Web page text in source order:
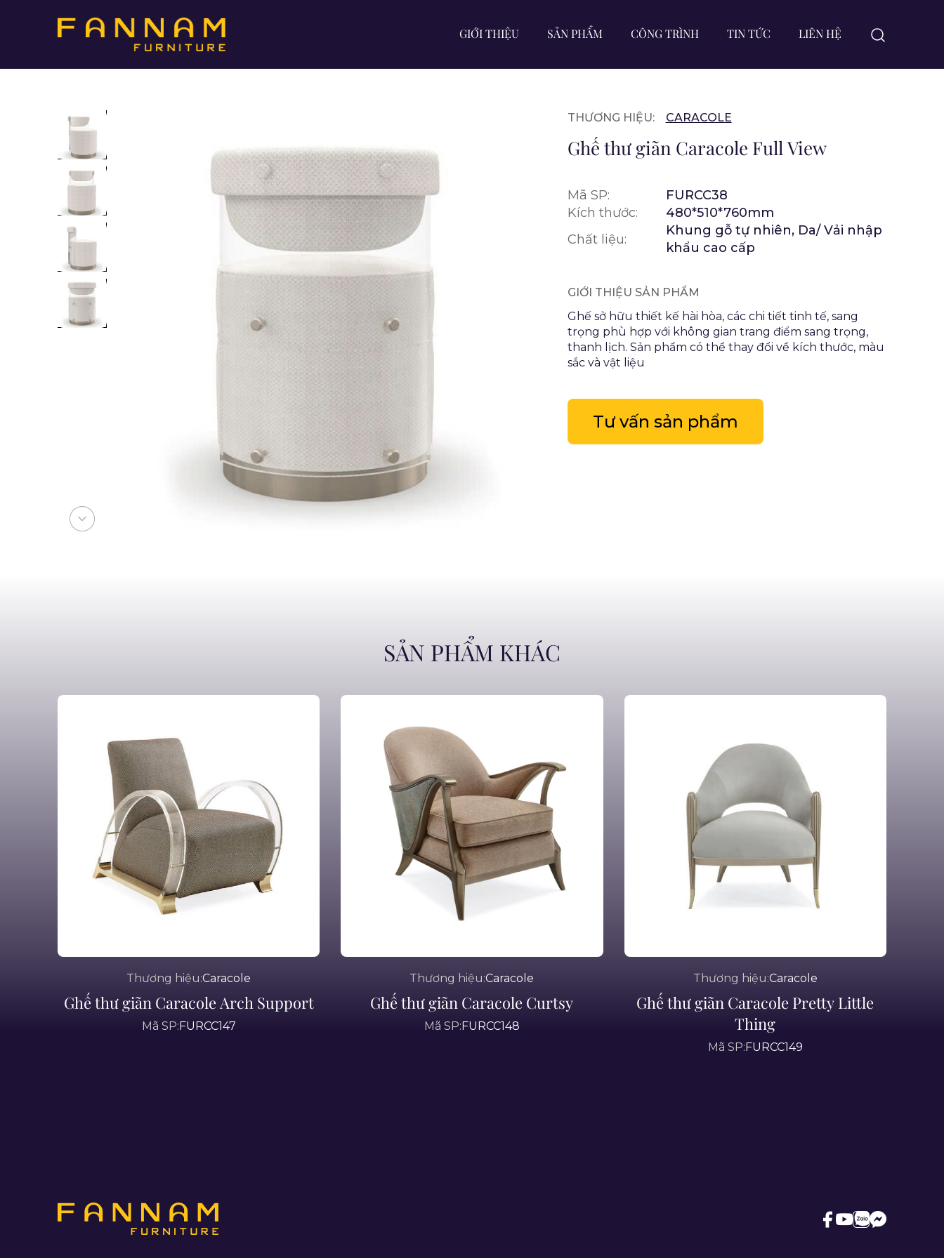
GIỚI THIỆU SẢN PHẨM CÔNG TRÌNH TIN TỨC LIÊN HỆ
THƯƠNG HIỆU: CARACOLE
Ghế thư giãn Caracole Full View
Mã SP:
FURCC38
Kích thước:
480*510*760mm
Chất liệu:
Khung gỗ tự nhiên, Da/ Vải nhập
khẩu cao cấp
GIỚI THIỆU SẢN PHẨM
Ghế sở hữu thiết kế hài hòa, các chi tiết tinh tế, sang
trọng phù hợp với không gian trang điểm sang trọng,
thanh lịch. Sản phẩm có thể thay đổi về kích thước, màu
sắc và vật liệu
Tư vấn sản phẩm
SẢN PHẨM KHÁC
Thương hiệu:Caracole
Ghế thư giãn Caracole Arch Support
Mã SP: FURCC147
Thương hiệu:Caracole
Ghế thư giãn Caracole Curtsy
Mã SP: FURCC148
Thương hiệu:Caracole
Ghế thư giãn Caracole Pretty Little
Thing
Mã SP: FURCC149